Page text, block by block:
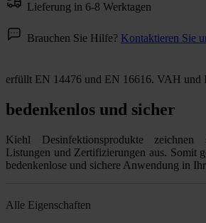
Lieferung in 6-8 Werktagen
Brauchen Sie Hilfe? Kontaktieren Sie
erfüllt EN 14476 und EN 16616. VAH und
bedenkenlos und sicher
Kiehl Desinfektionsprodukte
Listungen und Zertifizierungen aus. Somit
bedenkenlose und sichere Anwendung in
Alle Eigenschaften